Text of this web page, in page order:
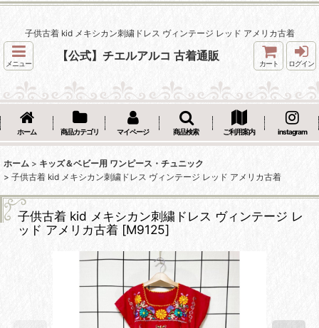
子供古着 kid メキシカン刺繍ドレス ヴィンテージ レッド アメリカ古着
メニュー
【公式】チエルアルコ 古着通販
カート ログイン
ホーム 商品カテゴリ マイページ 商品検索 ご利用案内 instagram
ホーム > キッズ＆ベビー用 ワンピース・チュニック
> 子供古着 kid メキシカン刺繍ドレス ヴィンテージ レッド アメリカ古着
子供古着 kid メキシカン刺繍ドレス ヴィンテージ レ
ッド アメリカ古着 [M9125]